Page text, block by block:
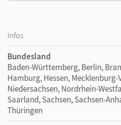
Infos
Bundesland
Baden-Württemberg, Berlin,
Hamburg, Hessen,
Niedersachsen, Nordrhein-
Saarland, Sachsen, Sachsen-
Thüringen